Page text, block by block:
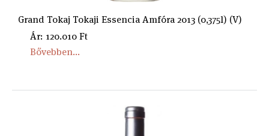
Grand Tokaj Tokaji Essencia Amfóra 2013 (0,375l) (V)
Ár: 120.010 Ft
Bővebben...